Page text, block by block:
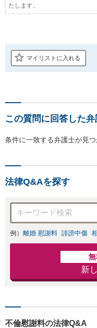
たします。
マイリストに入れる
この質問に回答した
条件に一致する弁護士が見
法律Q&Aを探す
例） 離婚 慰謝料 誹謗中傷
新
不倫慰謝料の法律Q&A